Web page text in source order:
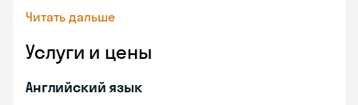
Читать дальше
Услуги и цены
Английский язык